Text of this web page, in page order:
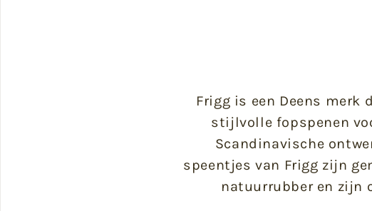
Frigg is een Deens merk
stijlvolle fopspenen
Scandinavische
speentjes van Frigg zijn
natuurrubber en zijn